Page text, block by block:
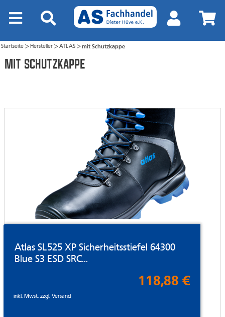
Startseite > Hersteller >ATLAS >mit Schutzkappe
mit Schutzkappe
Atlas SL525 XP Sicherheitsstiefel 64300
Blue S3 ESD SRC...
118,88 €
inkl. Mwst. zzgl.Versand